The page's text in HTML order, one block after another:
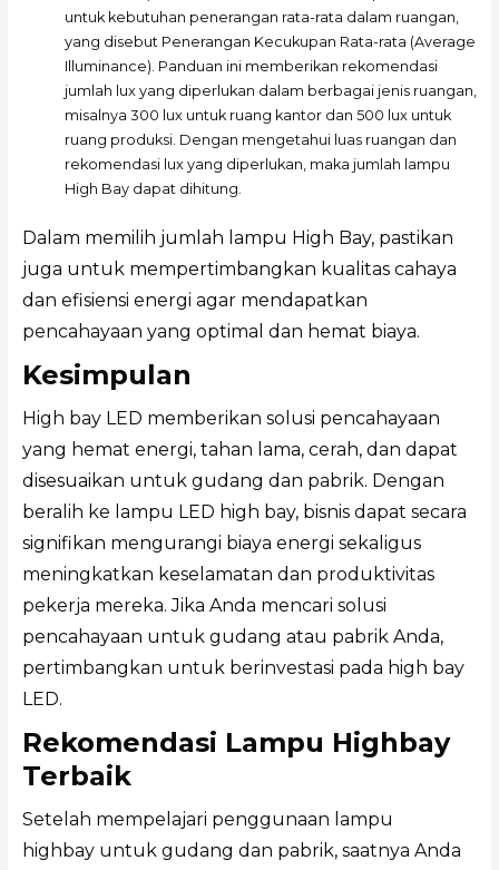
untuk kebutuhan penerangan rata-rata dalam ruangan,
yang disebut Penerangan Kecukupan Rata-rata (Average
Illuminance). Panduan ini memberikan rekomendasi
jumlah lux yang diperlukan dalam berbagai jenis ruangan,
misalnya 300 lux untuk ruang kantor dan 500 lux untuk
ruang produksi. Dengan mengetahui luas ruangan dan
rekomendasi lux yang diperlukan, maka jumlah lampu
High Bay dapat dihitung.
Dalam memilih jumlah lampu High Bay, pastikan
juga untuk mempertimbangkan kualitas cahaya
dan efisiensi energi agar mendapatkan
pencahayaan yang optimal dan hemat biaya.
Kesimpulan
High bay LED memberikan solusi pencahayaan
yang hemat energi, tahan lama, cerah, dan dapat
disesuaikan untuk gudang dan pabrik. Dengan
beralih ke lampu LED high bay, bisnis dapat secara
signifikan mengurangi biaya energi sekaligus
meningkatkan keselamatan dan produktivitas
pekerja mereka. Jika Anda mencari solusi
pencahayaan untuk gudang atau pabrik Anda,
pertimbangkan untuk berinvestasi pada high bay
LED.
Rekomendasi Lampu Highbay
Terbaik
Setelah mempelajari penggunaan lampu
highbay untuk gudang dan pabrik, saatnya Anda